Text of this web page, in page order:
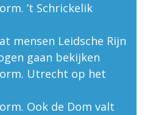
’t Schrickelik
mensen Leidsche Rijn
gaan bekijken
Utrecht op het
Ook de Dom valt